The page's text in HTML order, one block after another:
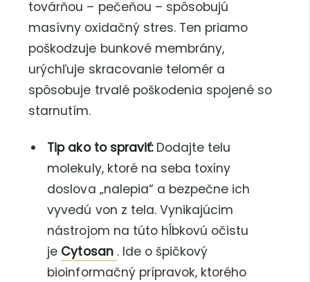
továrňou – pečeňou – spôsobujú
masívny oxidačný stres. Ten priamo
poškodzuje bunkové membrány,
urýchľuje skracovanie telomér a
spôsobuje trvalé poškodenia spojené so
starnutím.
Tip ako to spraviť:Dodajte telu
molekuly, ktoré na seba toxíny
doslova „nalepia“ a bezpečne ich
vyvedú von z tela. Vynikajúcim
nástrojom na túto hĺbkovú očistu
je Cytosan . Ide o špičkový
bioinformačný prípravok, ktorého